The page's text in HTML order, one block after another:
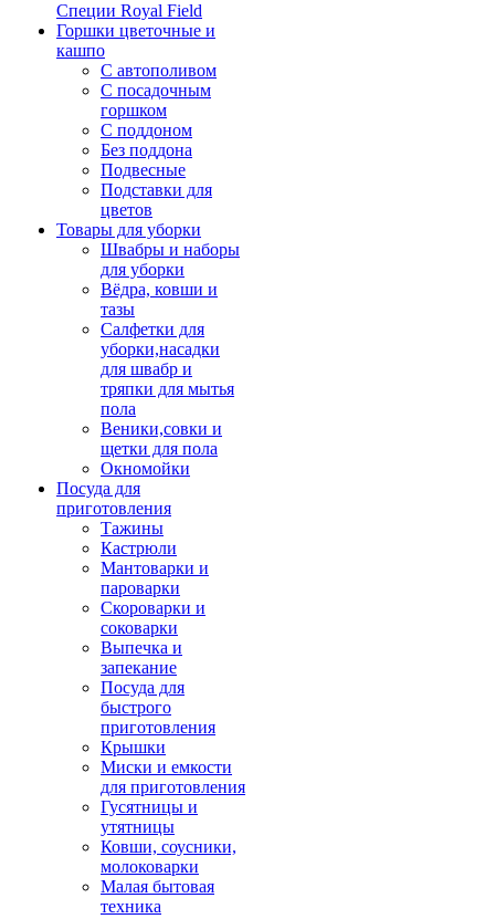
Специи Royal Field
Горшки цветочные и
кашпо
С автополивом
С посадочным
горшком
С поддоном
Без поддона
Подвесные
Подставки для
цветов
Товары для уборки
Швабры и наборы
для уборки
Вёдра, ковши и
тазы
Салфетки для
уборки,насадки
для швабр и
тряпки для мытья
пола
Веники,совки и
щетки для пола
Окномойки
Посуда для
приготовления
Тажины
Кастрюли
Мантоварки и
пароварки
Скороварки и
соковарки
Выпечка и
запекание
Посуда для
быстрого
приготовления
Крышки
Миски и емкости
для приготовления
Гусятницы и
утятницы
Ковши, соусники,
молоковарки
Малая бытовая
техника